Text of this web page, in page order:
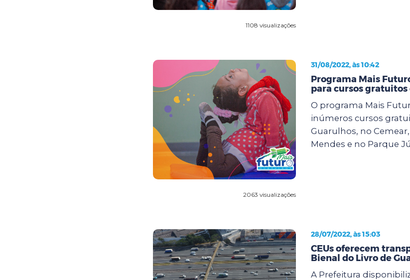
1108 visualizações
2063 visualizações
31/08/2022, às 10:42
Programa Mais
para cursos gratuitos
O programa Mais
inúmeros cursos
Guarulhos, no
Mendes e no Parque
28/07/2022, às 15:03
CEUs oferecem
Bienal do Livro de
A Prefeitura